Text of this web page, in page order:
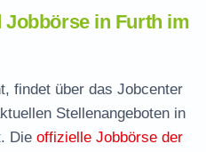
Jobbörse in Furth im
findet über das Jobcenter
Stellenangeboten in
Die offizielle Jobbörse der